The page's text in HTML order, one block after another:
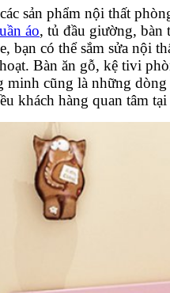
sản phẩm nội thất
áo, tủ đầu giường, bàn
bạn có thể sắm sửa nội
Bàn ăn gỗ, kệ tivi
minh cũng là những dòng
khách hàng quan tâm